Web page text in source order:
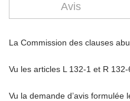
Avis
La Commission des clauses
Vu les articles L 132-1 et R
Vu la demande d’avis formulée